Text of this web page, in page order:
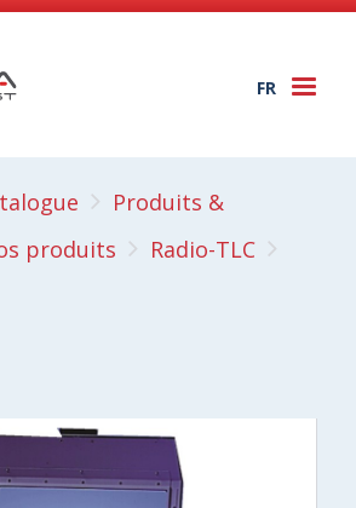
FR
Produits &
produits
Radio-TLC